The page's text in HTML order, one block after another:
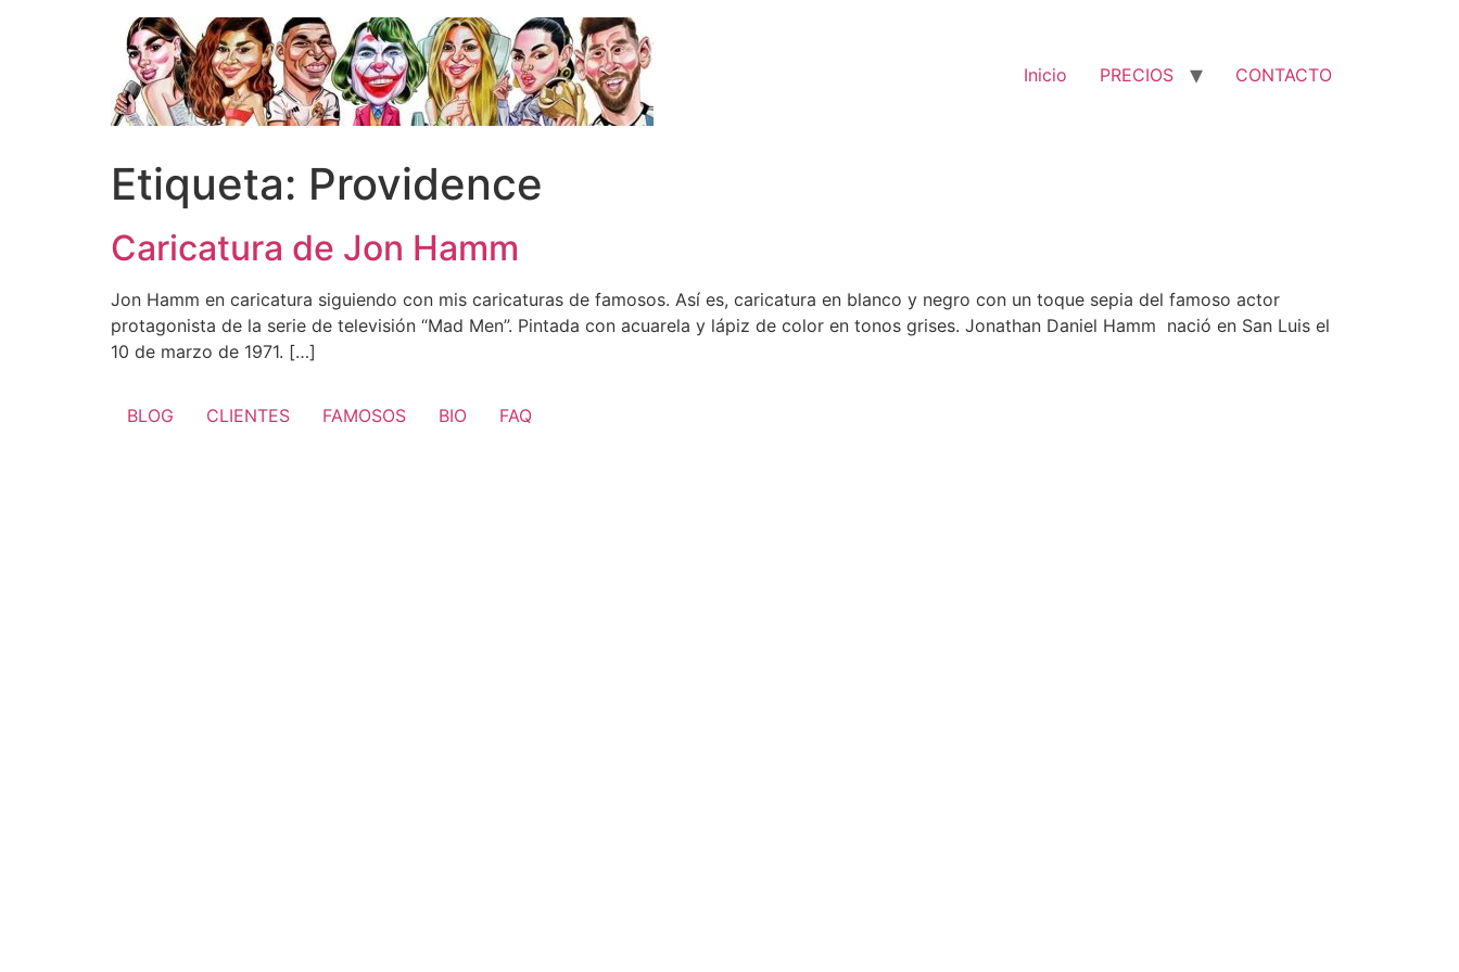
Inicio PRECIOS CONTACTO
Etiqueta: Providence
Caricatura de Jon Hamm
Jon Hamm en caricatura siguiendo con mis caricaturas de famosos. Así es, caricatura en blanco y negro con un toque sepia del famoso actor
protagonista de la serie de televisión “Mad Men”. Pintada con acuarela y lápiz de color en tonos grises. Jonathan Daniel Hamm nació en San Luis el
10 de marzo de 1971. […]
BLOG CLIENTES FAMOSOS BIO FAQ